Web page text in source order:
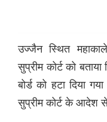
उज्जैन स्थित
सुप्रीम कोर्ट को
बोर्ड को हटा दिया
सुप्रीम कोर्ट के आदेश